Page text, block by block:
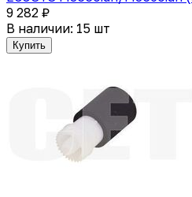
9 282 ₽
В наличии: 15 шт
Купить